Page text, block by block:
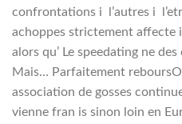
confrontations i l’autres i
achoppes strictement affecte i
alors qu’ Le speedating ne
Mais… Parfaitement
association de gosses
vienne fran is sinon loin en